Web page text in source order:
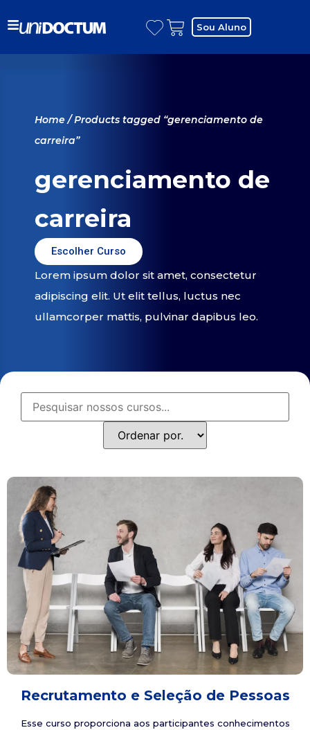
Sou Aluno
Home/ Products tagged “gerenciamento de
carreira”
gerenciamento de
carreira
Escolher Curso
Lorem ipsum dolor sit amet, consectetur
adipiscing elit. Ut elit tellus, luctus nec
ullamcorper mattis, pulvinar dapibus leo.
Recrutamento e Seleção de Pessoas
Esse curso proporciona aos participantes conhecimentos